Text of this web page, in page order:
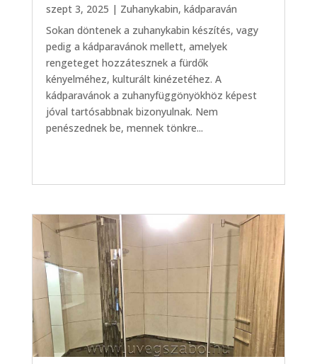
szept 3, 2025 | Zuhanykabin, kádparaván
Sokan döntenek a zuhanykabin készítés, vagy
pedig a kádparavánok mellett, amelyek
rengeteget hozzátesznek a fürdők
kényelméhez, kulturált kinézetéhez. A
kádparavánok a zuhanyfüggönyökhöz képest
jóval tartósabbnak bizonyulnak. Nem
penészednek be, mennek tönkre...